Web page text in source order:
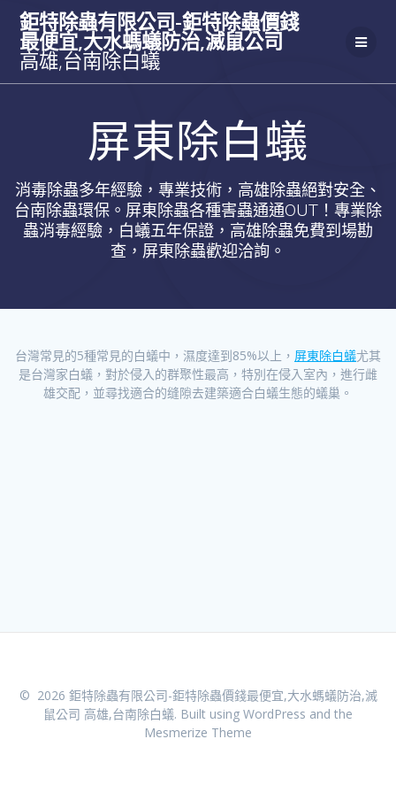
Skip
to
content
鉅特除蟲有限公司-鉅特除蟲價錢
最便宜,大水螞蟻防治,滅鼠公司
高雄,台南除白蟻
屏東除白蟻
消毒除蟲多年經驗，專業技術，高雄除蟲絕對安全、
台南除蟲環保。屏東除蟲各種害蟲通通OUT！專業除
蟲消毒經驗，白蟻五年保證，高雄除蟲免費到場勘
查，屏東除蟲歡迎洽詢。
台灣常見的5種常見的白蟻中，濕度達到85%以上， 屏東除白蟻尤其
是台灣家白蟻，對於侵入的群聚性最高，特別在侵入室內，進行雌
雄交配，並尋找適合的缝隙去建築適合白蟻生態的蟻巢。
© 2026 鉅特除蟲有限公司-鉅特除蟲價錢最便宜,大水螞蟻防治,滅
鼠公司 高雄,台南除白蟻. Built using WordPress and the
Mesmerize Theme